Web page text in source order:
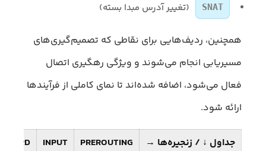
SNAT (تغییر آدرس مبدا بسته)
همچنین، ردیف‌هایی برای نقاطی که تصمیم‌گیری‌های
مسیریابی انجام می‌شوند و ویژگی رهگیری اتصال
فعال می‌شود، اضافه شده‌اند تا نمای کاملی از فرآیندها
ارائه شود.
جداول ↓ / زنجیره‌ها → PREROUTING
INPUT